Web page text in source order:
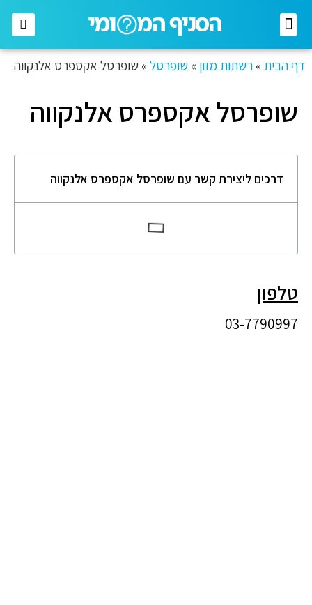
דף הבית » רשתות מזון » שופרסל » שופרסל אקספרס אלנקווה
שופרסל אקספרס אלנקווה
דרכים ליצירת קשר עם שופרסל אקספרס אלנקווה
טלפון
03-7790997